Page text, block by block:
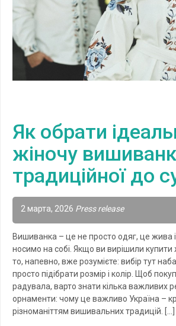
Як обрати
жіночу
традиційної до
2 марта, 2026 Press release
Вишиванка – це не просто одяг, це жива
носимо на собі. Якщо ви вирішили купити
то, напевно, вже розумієте: вибір тут
просто підібрати розмір і колір. Щоб
радувала, варто знати кілька важливих
орнаменти: чому це важливо Україна –
різноманіттям вишивальних традицій. […]